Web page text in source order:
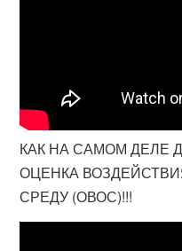
КАК НА САМОМ ДЕЛЕ
ОЦЕНКА
СРЕДУ (ОВОС)!!!